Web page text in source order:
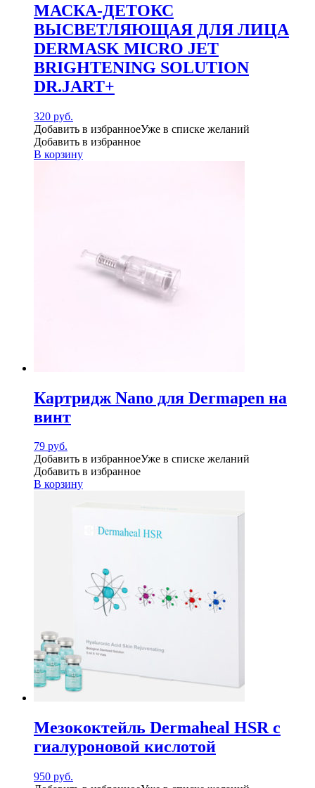
МАСКА-ДЕТОКС
ВЫСВЕТЛЯЮЩАЯ ДЛЯ ЛИЦА
DERMASK MICRO JET
BRIGHTENING SOLUTION
DR.JART+
320 руб.
Добавить в избранноеУже в списке желаний
Добавить в избранное
В корзину
Картридж Nano для Dermapen на
винт
79 руб.
Добавить в избранноеУже в списке желаний
Добавить в избранное
В корзину
Мезококтейль Dermaheal HSR с
гиалуроновой кислотой
950 руб.